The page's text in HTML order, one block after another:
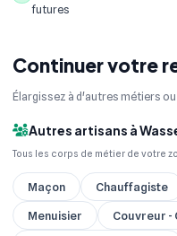
futures
Continuer votre
Élargissez à d'autres métiers
Autres artisans à
Tous les corps de métier de votre
Maçon Chauffagiste
Menuisier
Couvreur -